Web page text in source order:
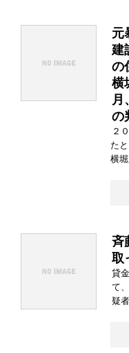
元
建
の
横
月
の
２
た
横
斉
取
貸
て
疑